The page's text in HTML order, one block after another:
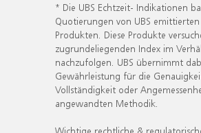
* Die UBS Echtzeit- Indikationen
Quotierungen von UBS
Produkten. Diese Produkte
zugrundeliegenden Index im
nachzufolgen. UBS übernimmt
Gewährleistung für die
Vollständigkeit oder
angewandten Methodik.